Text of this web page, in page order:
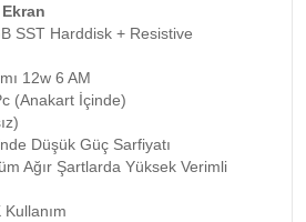
SST Harddisk + Resistive
12w 6 AM
(Anakart İçinde)
Düşük Güç Sarfiyatı
Ağır Şartlarda Yüksek Verimli